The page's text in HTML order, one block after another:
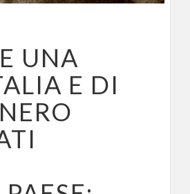
UNA
E DI